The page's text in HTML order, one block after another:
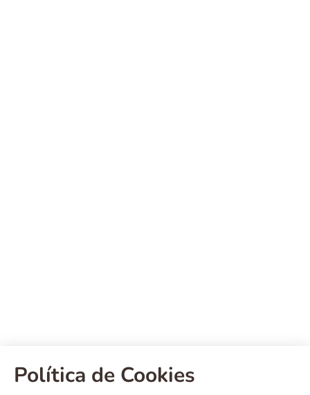
Política de Cookies